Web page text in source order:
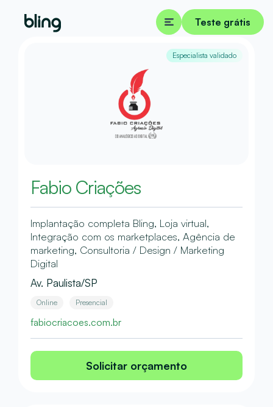
Teste grátis
Especialista validado
Fabio Criações
Implantação completa Bling, Loja virtual,
Integração com os marketplaces, Agência de
marketing, Consultoria / Design / Marketing
Digital
Av. Paulista/SP
Online Presencial
fabiocriacoes.com.br
Solicitar orçamento